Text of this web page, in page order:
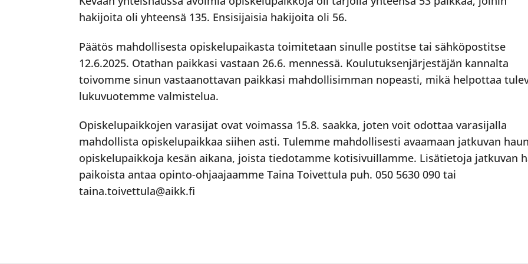
hakijoita oli yhteensä 135. Ensisijaisia hakijoita oli 56.
Päätös mahdollisesta opiskelupaikasta toimitetaan sinulle postitse tai sähköpostitse
12.6.2025. Otathan paikkasi vastaan 26.6. mennessä. Koulutuksenjärjestäjän kannalta
toivomme sinun vastaanottavan paikkasi mahdollisimman nopeasti, mikä helpottaa
lukuvuotemme valmistelua.
Opiskelupaikkojen varasijat ovat voimassa 15.8. saakka, joten voit odottaa varasijalla
mahdollista opiskelupaikkaa siihen asti. Tulemme mahdollisesti avaamaan jatkuvan haun
opiskelupaikkoja kesän aikana, joista tiedotamme kotisivuillamme. Lisätietoja jatkuvan
paikoista antaa opinto-ohjaajaamme Taina Toivettula puh. 050 5630 090 tai
taina.toivettula@aikk.fi